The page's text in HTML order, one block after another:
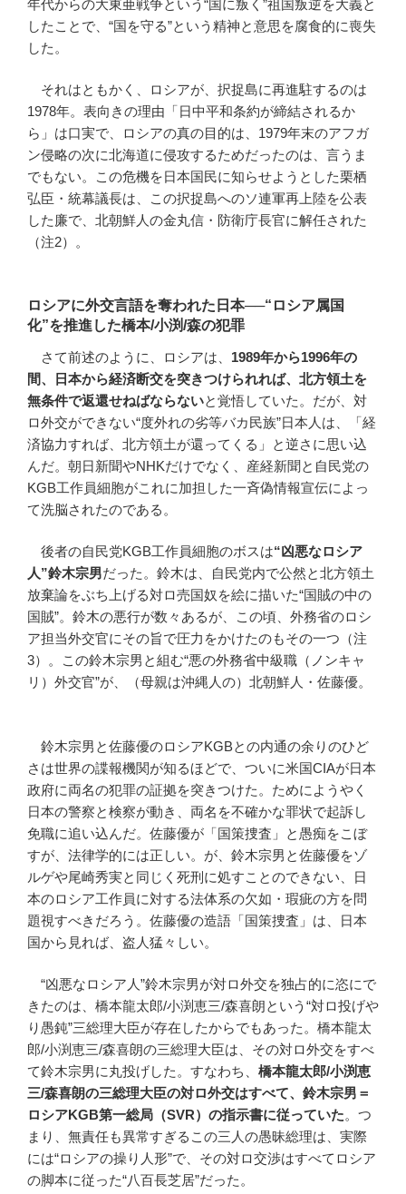
年代からの大東亜戦争という“国に叛く”祖国叛逆を大義と
したことで、“国を守る”という精神と意思を腐食的に喪失
した。
それはともかく、ロシアが、択捉島に再進駐するのは
1978年。表向きの理由「日中平和条約が締結されるか
ら」は口実で、ロシアの真の目的は、1979年末のアフガ
ン侵略の次に北海道に侵攻するためだったのは、言うま
でもない。この危機を日本国民に知らせようとした栗栖
弘臣・統幕議長は、この択捉島へのソ連軍再上陸を公表
した廉で、北朝鮮人の金丸信・防衛庁長官に解任された
（注2）。
ロシアに外交言語を奪われた日本──“ロシア属国
化”を推進した橋本/小渕/森の犯罪
さて前述のように、ロシアは、 1989年から1996年の
間、日本から経済断交を突きつけられれば、北方領土を
無条件で返還せねばならないと覚悟していた。だが、対
ロ外交ができない“度外れの劣等バカ民族”日本人は、「経
済協力すれば、北方領土が還ってくる」と逆さに思い込
んだ。朝日新聞やNHKだけでなく、産経新聞と自民党の
KGB工作員細胞がこれに加担した一斉偽情報宣伝によっ
て洗脳されたのである。
後者の自民党KGB工作員細胞のボスは“凶悪なロシア
人”鈴木宗男だった。鈴木は、自民党内で公然と北方領土
放棄論をぶち上げる対ロ売国奴を絵に描いた“国賊の中の
国賊”。鈴木の悪行が数々あるが、この頃、外務省のロシ
ア担当外交官にその旨で圧力をかけたのもその一つ（注
3）。この鈴木宗男と組む“悪の外務省中級職（ノンキャ
リ）外交官”が、（母親は沖縄人の）北朝鮮人・佐藤優。
鈴木宗男と佐藤優のロシアKGBとの内通の余りのひど
さは世界の諜報機関が知るほどで、ついに米国CIAが日本
政府に両名の犯罪の証拠を突きつけた。ためにようやく
日本の警察と検察が動き、両名を不確かな罪状で起訴し
免職に追い込んだ。佐藤優が「国策捜査」と愚痴をこぼ
すが、法律学的には正しい。が、鈴木宗男と佐藤優をゾ
ルゲや尾崎秀実と同じく死刑に処すことのできない、日
本のロシア工作員に対する法体系の欠如・瑕疵の方を問
題視すべきだろう。佐藤優の造語「国策捜査」は、日本
国から見れば、盗人猛々しい。
“凶悪なロシア人”鈴木宗男が対ロ外交を独占的に恣にで
きたのは、橋本龍太郎/小渕恵三/森喜朗という“対ロ投げや
り愚鈍”三総理大臣が存在したからでもあった。橋本龍太
郎/小渕恵三/森喜朗の三総理大臣は、その対ロ外交をすべ
て鈴木宗男に丸投げした。すなわち、 橋本龍太郎/小渕恵
三/森喜朗の三総理大臣の対ロ外交はすべて、鈴木宗男＝
ロシアKGB第一総局 （SVR） の指示書に従っていた。つ
まり、無責任も異常すぎるこの三人の愚昧総理は、実際
には“ロシアの操り人形”で、その対ロ交渉はすべてロシア
の脚本に従った“八百長芝居”だった。